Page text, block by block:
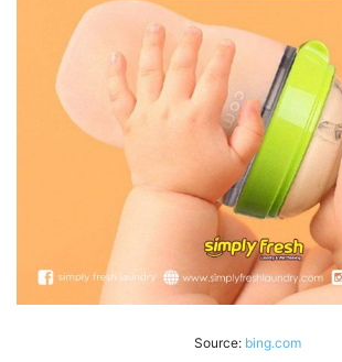
Source: bing.com